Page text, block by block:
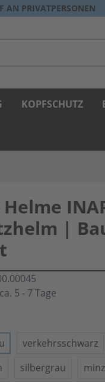
AN PRIVATPERSONEN
KOPFSCHUTZ
Helme
|
ca. 5 - 7 Tage
verkehrsschwarz
silbergrau